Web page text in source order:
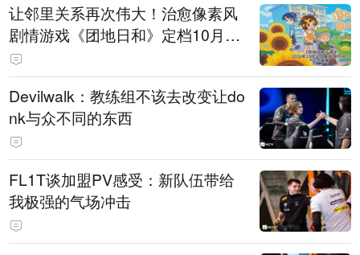
让邻里关系再次伟大！治愈像素风
剧情游戏《团地日和》定档10月30
日发售
Devilwalk：教练组不该去改变让do
nk与众不同的东西
FL1T谈加盟PV感受：新队伍带给
我极强的气场冲击